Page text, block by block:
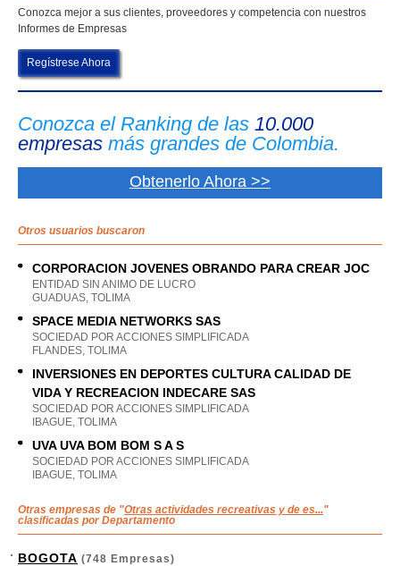
Conozca mejor a sus clientes, proveedores y competencia con nuestros
Informes de Empresas
Regístrese Ahora
Conozca el Ranking de las 10.000
empresas más grandes de Colombia.
Obtenerlo Ahora >>
Otros usuarios buscaron
CORPORACION JOVENES OBRANDO PARA CREAR JOC
ENTIDAD SIN ANIMO DE LUCRO
GUADUAS, TOLIMA
SPACE MEDIA NETWORKS SAS
SOCIEDAD POR ACCIONES SIMPLIFICADA
FLANDES, TOLIMA
INVERSIONES EN DEPORTES CULTURA CALIDAD DE
VIDA Y RECREACION INDECARE SAS
SOCIEDAD POR ACCIONES SIMPLIFICADA
IBAGUE, TOLIMA
UVA UVA BOM BOM S A S
SOCIEDAD POR ACCIONES SIMPLIFICADA
IBAGUE, TOLIMA
Otras empresas de "Otras actividades recreativas y de es..."
clasificadas por Departamento
BOGOTA (748 Empresas)